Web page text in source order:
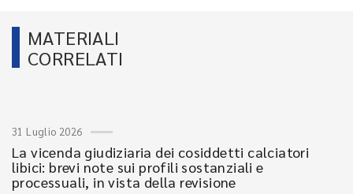
MATERIALI
CORRELATI
31 Luglio 2026
La vicenda giudiziaria dei cosiddetti calciatori
libici: brevi note sui profili sostanziali e
processuali, in vista della revisione